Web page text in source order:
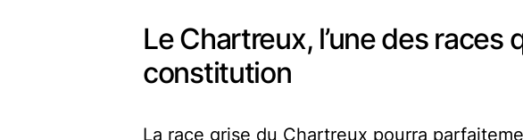
Le Chartreux, l’une des
constitution
La race grise du Chartreux pourra